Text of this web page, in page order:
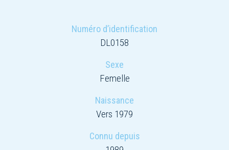
Numéro d’identification
DL0158
Sexe
Femelle
Naissance
Vers 1979
Connu depuis